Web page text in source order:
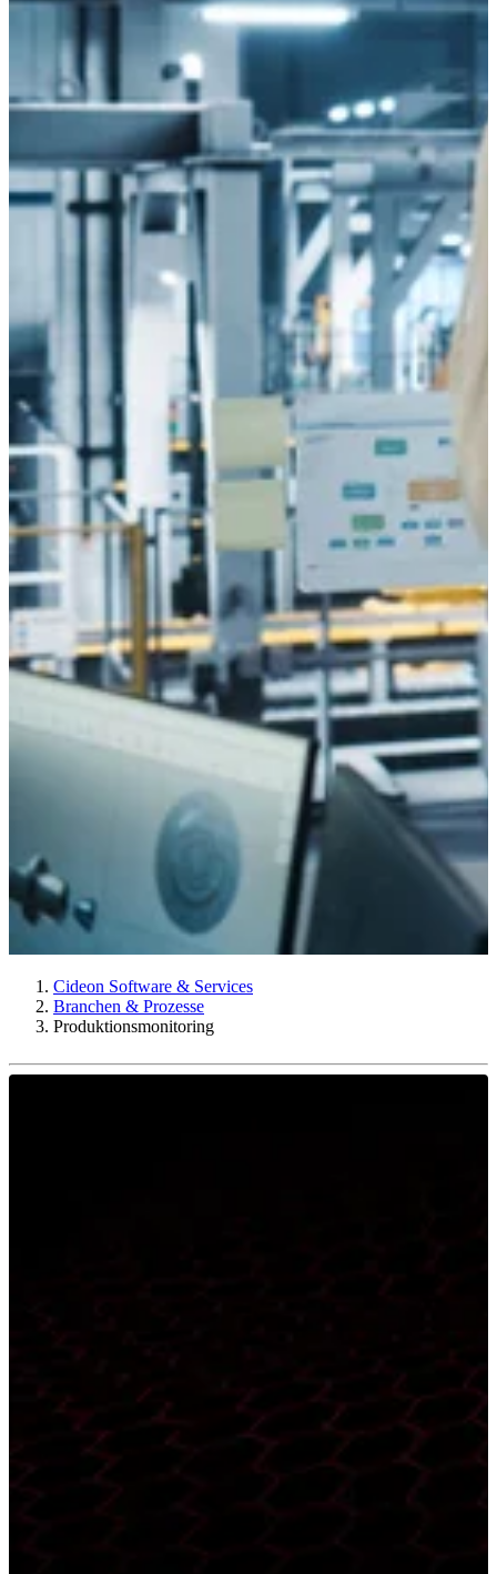
Cideon Software & Services
Branchen & Prozesse
Produktionsmonitoring